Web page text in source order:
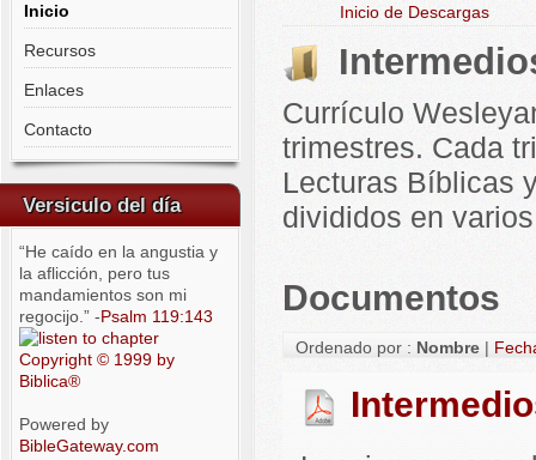
Inicio
Recursos
Enlaces
Contacto
Versiculo del día
“He caído en la angustia y
la aflicción, pero tus
mandamientos son mi
regocijo.” -Psalm 119:143
Copyright © 1999 by
Biblica®
Powered by
BibleGateway.com
Inicio de Descargas
Currículo
trimestres. Cada
Lecturas Bíblicas
divididos en
Documentos
Ordenado por : Nombre |